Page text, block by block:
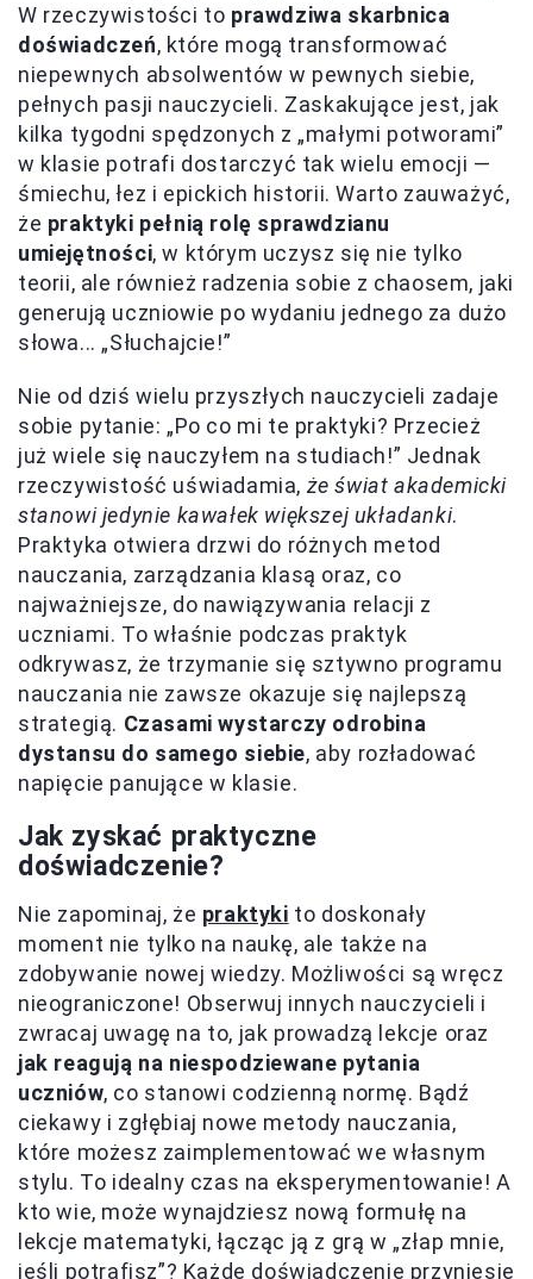
W rzeczywistości to prawdziwa skarbnica
doświadczeń, które mogą transformować
niepewnych absolwentów w pewnych siebie,
pełnych pasji nauczycieli. Zaskakujące jest, jak
kilka tygodni spędzonych z „małymi potworami”
w klasie potrafi dostarczyć tak wielu emocji —
śmiechu, łez i epickich historii. Warto zauważyć,
że praktyki pełnią rolę sprawdzianu
umiejętności, w którym uczysz się nie tylko
teorii, ale również radzenia sobie z chaosem, jaki
generują uczniowie po wydaniu jednego za dużo
słowa... „Słuchajcie!”
Nie od dziś wielu przyszłych nauczycieli zadaje
sobie pytanie: „Po co mi te praktyki? Przecież
już wiele się nauczyłem na studiach!” Jednak
rzeczywistość uświadamia, że świat akademicki
stanowi jedynie kawałek większej układanki.
Praktyka otwiera drzwi do różnych metod
nauczania, zarządzania klasą oraz, co
najważniejsze, do nawiązywania relacji z
uczniami. To właśnie podczas praktyk
odkrywasz, że trzymanie się sztywno programu
nauczania nie zawsze okazuje się najlepszą
strategią. Czasami wystarczy odrobina
dystansu do samego siebie, aby rozładować
napięcie panujące w klasie.
Jak zyskać praktyczne
doświadczenie?
Nie zapominaj, że praktyki to doskonały
moment nie tylko na naukę, ale także na
zdobywanie nowej wiedzy. Możliwości są wręcz
nieograniczone! Obserwuj innych nauczycieli i
zwracaj uwagę na to, jak prowadzą lekcje oraz
jak reagują na niespodziewane pytania
uczniów, co stanowi codzienną normę. Bądź
ciekawy i zgłębiaj nowe metody nauczania,
które możesz zaimplementować we własnym
stylu. To idealny czas na eksperymentowanie! A
kto wie, może wynajdziesz nową formułę na
lekcje matematyki, łącząc ją z grą w „złap mnie,
jeśli potrafisz”? Każde doświadczenie przyniesie